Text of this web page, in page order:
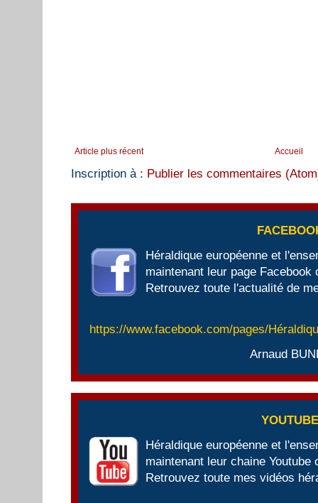
Article plus récent Accueil
Inscription à : Publier les commentaires
Héraldique européenne et
maintenant leur page Facebook
Retrouvez toute l'actualité de
https://www.facebook.com/pages/
Arnaud
Héraldique européenne et
maintenant leur chaine Youtube
Retrouvez toute mes vidéos